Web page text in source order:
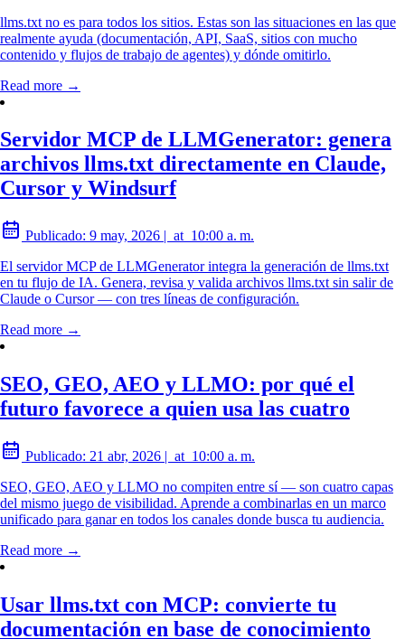
llms.txt no es para todos los sitios. Estas son las situaciones en las que
realmente ayuda (documentación, API, SaaS, sitios con mucho
contenido y flujos de trabajo de agentes) y dónde omitirlo.
Read more →
Servidor MCP de LLMGenerator: genera
archivos llms.txt directamente en Claude,
Cursor y Windsurf
Publicado: 9 may, 2026 | at 10:00 a. m.
El servidor MCP de LLMGenerator integra la generación de llms.txt
en tu flujo de IA. Genera, revisa y valida archivos llms.txt sin salir de
Claude o Cursor — con tres líneas de configuración.
Read more →
SEO, GEO, AEO y LLMO: por qué el
futuro favorece a quien usa las cuatro
Publicado: 21 abr, 2026 | at 10:00 a. m.
SEO, GEO, AEO y LLMO no compiten entre sí — son cuatro capas
del mismo juego de visibilidad. Aprende a combinarlas en un marco
unificado para ganar en todos los canales donde busca tu audiencia.
Read more →
Usar llms.txt con MCP: convierte tu
documentación en base de conocimiento